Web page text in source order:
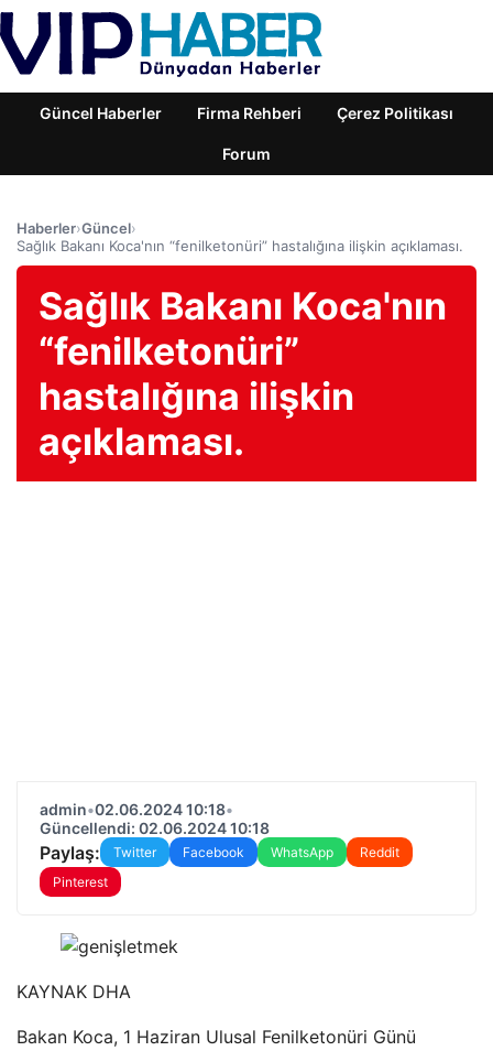
Güncel Haberler Firma Rehberi Çerez Politikası
Forum
Haberler›Güncel›
Sağlık Bakanı Koca'nın “fenilketonüri” hastalığına ilişkin açıklaması.
Sağlık Bakanı Koca'nın
“fenilketonüri”
hastalığına ilişkin
açıklaması.
admin•02.06.2024 10:18•
Güncellendi: 02.06.2024 10:18
Paylaş: Twitter Facebook WhatsApp
Reddit
Pinterest
KAYNAK DHA
Bakan Koca, 1 Haziran Ulusal Fenilketonüri Günü